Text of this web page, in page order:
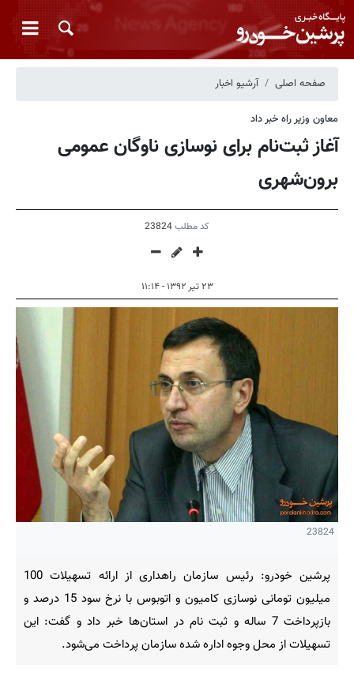
صفحه اصلی آرشیو اخبار
معاون وزیر راه خبر داد
آغاز ثبت‌نام برای نوسازی ناوگان عمومی
برون‌شهری
کد مطلب23824
۲۳ تیر ۱۳۹۲ - ۱۱:۱۴
23824
پرشین خودرو: رئیس سازمان راهداری از ارائه تسهیلات 100
میلیون تومانی نوسازی کامیون‌ و اتوبوس‌ با نرخ سود 15 درصد و
بازپرداخت 7 ساله و ثبت نام در استان‌ها خبر داد و گفت: این
تسهیلات از محل وجوه اداره شده سازمان پرداخت می‌شود.